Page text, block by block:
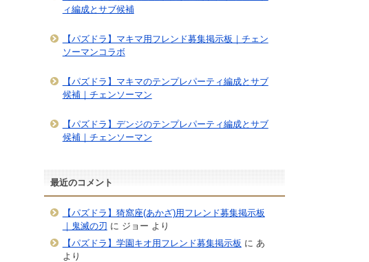
ィ編成とサブ候補
【パズドラ】マキマ用フレンド募集掲示板｜チェン
ソーマンコラボ
【パズドラ】マキマのテンプレパーティ編成とサブ
候補｜チェンソーマン
【パズドラ】デンジのテンプレパーティ編成とサブ
候補｜チェンソーマン
最近のコメント
【パズドラ】猗窩座(あかざ)用フレンド募集掲示板
｜鬼滅の刃 に ジョー より
【パズドラ】学園キオ用フレンド募集掲示板 に あ
より